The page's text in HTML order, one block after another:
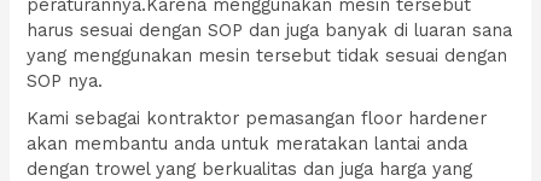
harus sesuai dengan SOP dan juga banyak di luaran sana
yang menggunakan mesin tersebut tidak sesuai dengan
SOP nya.
Kami sebagai kontraktor pemasangan floor hardener
akan membantu anda untuk meratakan lantai anda
dengan trowel yang berkualitas dan juga harga yang